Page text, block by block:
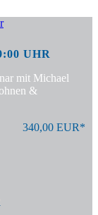
UHR
mit Michael
&
340,00 EUR*